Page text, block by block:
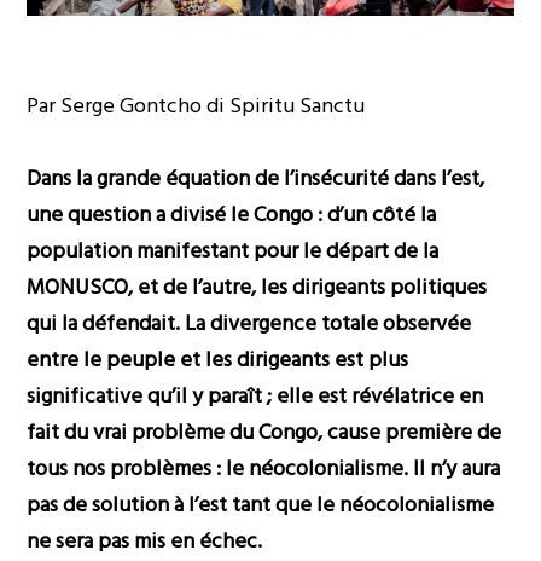
Par Serge Gontcho di Spiritu Sanctu
Dans la grande équation de l’insécurité dans l’est,
une question a divisé le Congo : d’un côté la
population manifestant pour le départ de la
MONUSCO, et de l’autre, les dirigeants politiques
qui la défendait. La divergence totale observée
entre le peuple et les dirigeants est plus
significative qu’il y paraît ; elle est révélatrice en
fait du vrai problème du Congo, cause première de
tous nos problèmes : le néocolonialisme. Il n’y aura
pas de solution à l’est tant que le néocolonialisme
ne sera pas mis en échec.